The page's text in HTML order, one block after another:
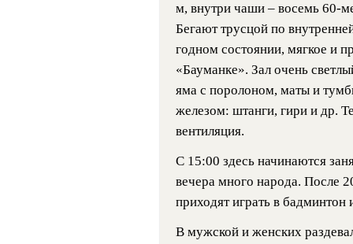
м, внутри чаши – восемь 60-
Бегают трусцой по
годном состоянии, мягкое и
«Бауманке». Зал очень
яма с поролоном, маты и
железом: штанги, гири и др.
вентиляция.
С 15:00 здесь начинаются
вечера много народа. После
приходят играть в бадминтон
В мужской и женских